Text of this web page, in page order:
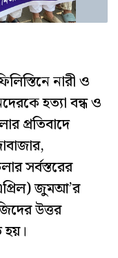
নারী ও
হত্যা বন্ধ ও
প্রতিবাদে
সর্বস্তরের
জুমআ’র
উত্তর
হয়।